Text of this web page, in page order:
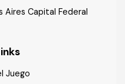
Aires Capital Federal
Juego